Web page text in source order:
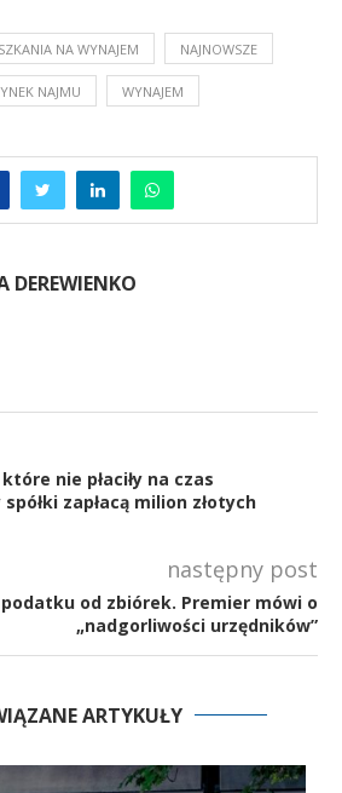
NA WYNAJEM NAJNOWSZE
NAJMU WYNAJEM
DEREWIENKO
nie płaciły na czas
zapłacą milion złotych
następny post
od zbiórek. Premier mówi o
„nadgorliwości urzędników”
ARTYKUŁY